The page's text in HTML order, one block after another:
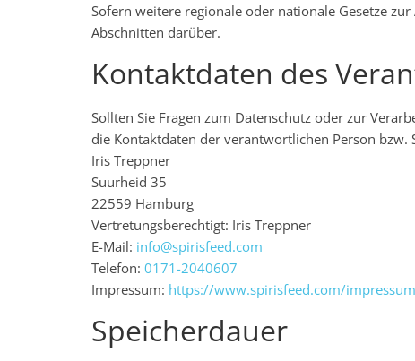
Sofern weitere regionale oder nationale Gesetze
Abschnitten darüber.
Kontaktdaten des
Sollten Sie Fragen zum Datenschutz oder zur
die Kontaktdaten der verantwortlichen Person bzw.
Iris Treppner
Suurheid 35
22559 Hamburg
Vertretungsberechtigt: Iris Treppner
E-Mail: info@spirisfeed.com
Telefon: 0171-2040607
Impressum: https://www.spirisfeed.com/
Speicherdauer